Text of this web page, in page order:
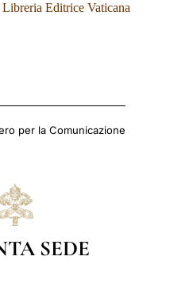
Editrice Vaticana
per la Comunicazione
SEDE